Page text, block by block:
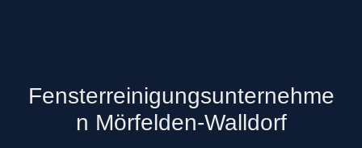
Fensterreinigungsunternehme
n Mörfelden-Walldorf